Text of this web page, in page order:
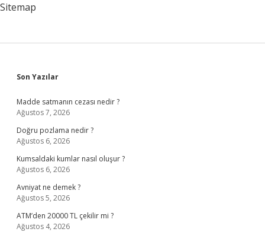
Sitemap
Sidebar
Son Yazılar
Madde satmanın cezası nedir ?
Ağustos 7, 2026
Doğru pozlama nedir ?
Ağustos 6, 2026
Kumsaldaki kumlar nasıl oluşur ?
Ağustos 6, 2026
Avniyat ne demek ?
Ağustos 5, 2026
ATM’den 20000 TL çekilir mi ?
Ağustos 4, 2026